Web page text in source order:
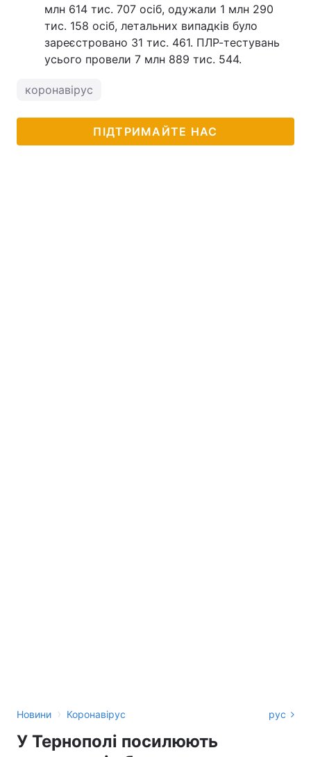
млн 614 тис. 707 осіб, одужали 1 млн 290
тис. 158 осіб, летальних випадків було
зареєстровано 31 тис. 461. ПЛР-тестувань
усього провели 7 млн 889 тис. 544.
коронавірус
ПІДТРИМАЙТЕ НАС
Новини › Коронавірус рус
У Тернополі посилюють